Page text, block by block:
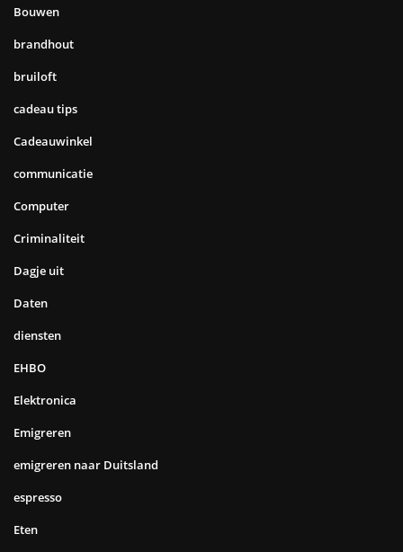
Bouwen
brandhout
bruiloft
cadeau tips
Cadeauwinkel
communicatie
Computer
Criminaliteit
Dagje uit
Daten
diensten
EHBO
Elektronica
Emigreren
emigreren naar Duitsland
espresso
Eten